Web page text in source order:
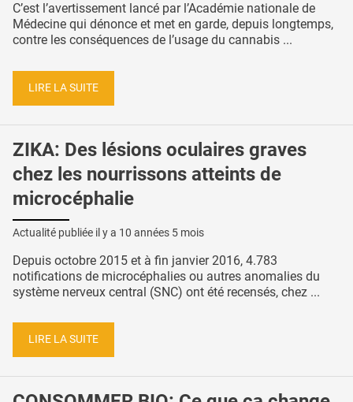
C’est l’avertissement lancé par l’Académie nationale de
Médecine qui dénonce et met en garde, depuis longtemps,
contre les conséquences de l’usage du cannabis ...
LIRE LA SUITE
ZIKA: Des lésions oculaires graves
chez les nourrissons atteints de
microcéphalie
Actualité publiée il y a 10 années 5 mois
Depuis octobre 2015 et à fin janvier 2016, 4.783
notifications de microcéphalies ou autres anomalies du
système nerveux central (SNC) ont été recensés, chez ...
LIRE LA SUITE